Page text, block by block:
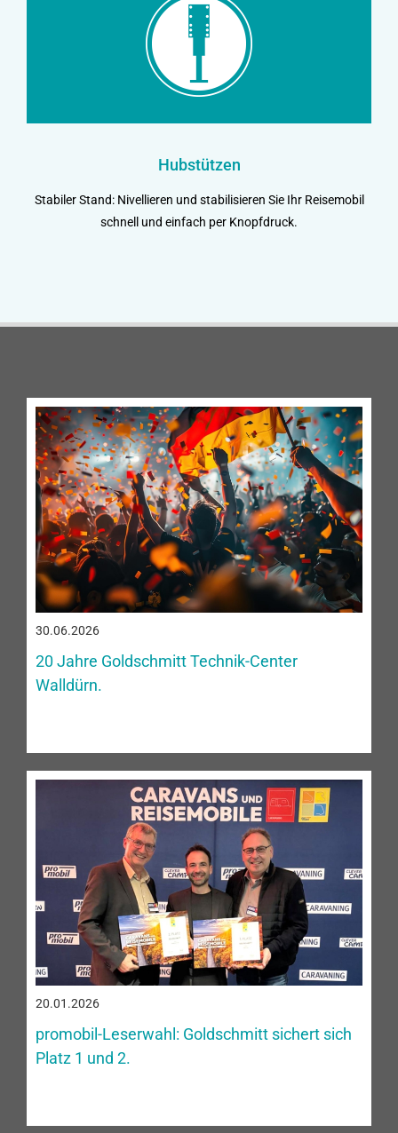
Hubstützen
Stabiler Stand: Nivellieren und stabilisieren Sie Ihr Reisemobil
schnell und einfach per Knopfdruck.
20 Jahre Goldschmitt Technik-Center
Walldürn.
30.06.2026
promobil-Leserwahl: Goldschmitt sichert sich
Platz 1 und 2.
20.01.2026